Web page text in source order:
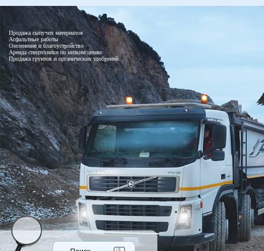
Продажа сыпучих материалов
Асфальтные работы
Озеленение и благоустройство
Аренда спецтехники по низким ценам
Продажа грунтов и органических удобрений